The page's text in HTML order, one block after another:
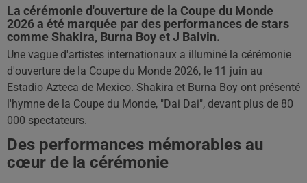
La cérémonie d'ouverture de la Coupe du Monde
2026 a été marquée par des performances de stars
comme Shakira, Burna Boy et J Balvin.
Une vague d'artistes internationaux a illuminé la cérémonie
d'ouverture de la Coupe du Monde 2026, le 11 juin au
Estadio Azteca de Mexico. Shakira et Burna Boy ont présenté
l'hymne de la Coupe du Monde, "Dai Dai", devant plus de 80
000 spectateurs.
Des performances mémorables au
cœur de la cérémonie